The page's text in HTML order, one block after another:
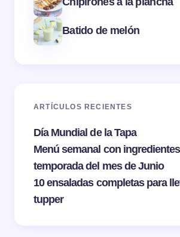
Batido de melón
ARTÍCULOS RECIENTES
Día Mundial de la Tapa
Menú semanal con
temporada del mes de Junio
10 ensaladas completas para
tupper